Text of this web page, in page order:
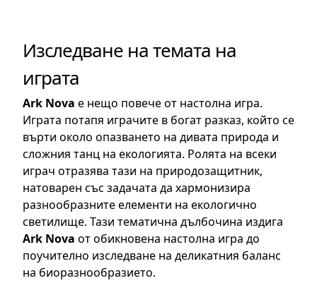
Изследване на темата на
играта
Ark Nova е нещо повече от настолна игра.
Играта потапя играчите в богат разказ, който се
върти около опазването на дивата природа и
сложния танц на екологията. Ролята на всеки
играч отразява тази на природозащитник,
натоварен със задачата да хармонизира
разнообразните елементи на екологично
светилище. Тази тематична дълбочина издига
Ark Nova от обикновена настолна игра до
поучително изследване на деликатния баланс
на биоразнообразието.